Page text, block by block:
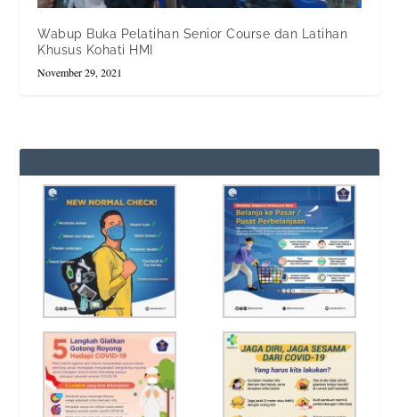
Wabup Buka Pelatihan Senior Course dan Latihan
Khusus Kohati HMI
November 29, 2021